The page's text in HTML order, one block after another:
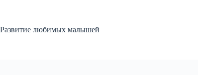
Развитие любимых малышей